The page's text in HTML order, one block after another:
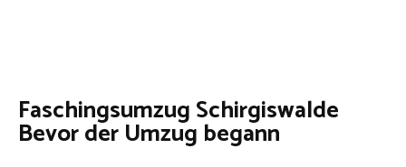
Faschingsumzug Schirgiswalde
Bevor der Umzug begann